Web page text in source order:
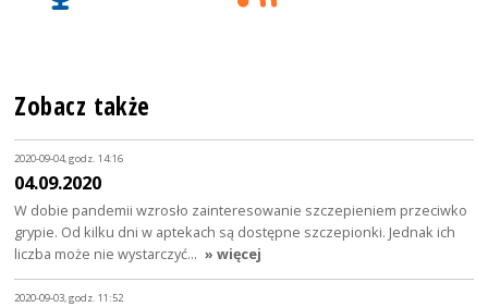
Zobacz także
2020-09-04, godz. 14:16
04.09.2020
W dobie pandemii wzrosło zainteresowanie szczepieniem przeciwko
grypie. Od kilku dni w aptekach są dostępne szczepionki. Jednak ich
liczba może nie wystarczyć… » więcej
2020-09-03, godz. 11:52